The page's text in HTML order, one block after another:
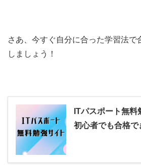
さあ、今すぐ自分に合った学習法で
しましょう！
ITパスポート無料
初心者でも合格で